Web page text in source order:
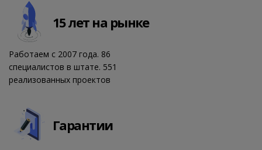
15 лет на рынке
Работаем с 2007 года. 86
специалистов в штате. 551
реализованных проектов
Гарантии